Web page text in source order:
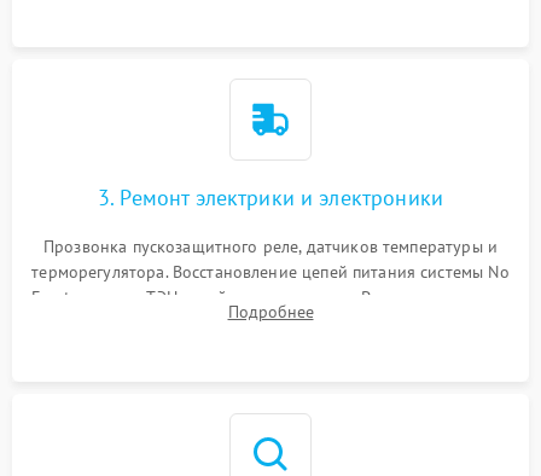
3. Ремонт электрики и электроники
Прозвонка пускозащитного реле, датчиков температуры и
терморегулятора. Восстановление цепей питания системы No
Frost, включая ТЭН оттайки и вентилятор. Ремонт или замена
платы управления при сбоях алгоритмов.
Подробнее